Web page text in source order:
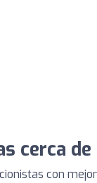
cerca de
con